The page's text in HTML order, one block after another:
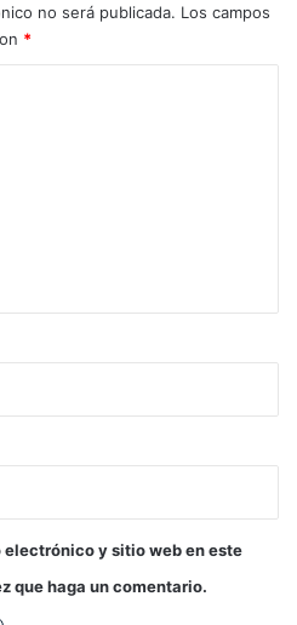
no será publicada. Los campos
*
electrónico y sitio web en este
que haga un comentario.